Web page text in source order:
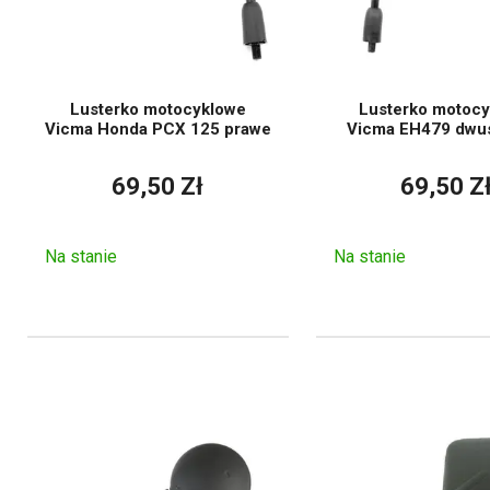
Stabilność
Kompatybilność
Rozwiązania
kształt, położenie lub
Lusterko motocyklowe
Vicma Honda PCX 125 prawe
69,50 Zł
Na stanie
Lusterko
Vicma EH479
69,50
Na stanie